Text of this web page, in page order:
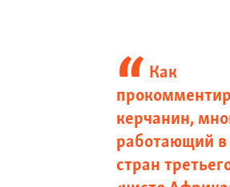
Как
керчанин,
работающий в
стран